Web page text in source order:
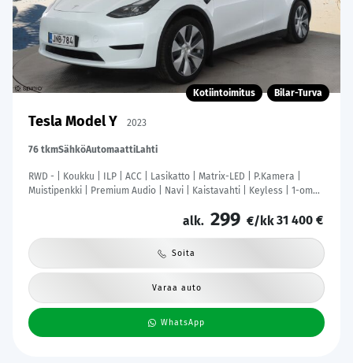
Kotiintoimitus Bilar-Turva
Tesla Model Y 2023
76 tkmSähköAutomaattiLahti
RWD - | Koukku | ILP | ACC | Lasikatto | Matrix-LED | P.Kamera |
Muistipenkki | Premium Audio | Navi | Kaistavahti | Keyless | 1-om
alk. 299 €/kk31 400 €
Soita
Varaa auto
WhatsApp